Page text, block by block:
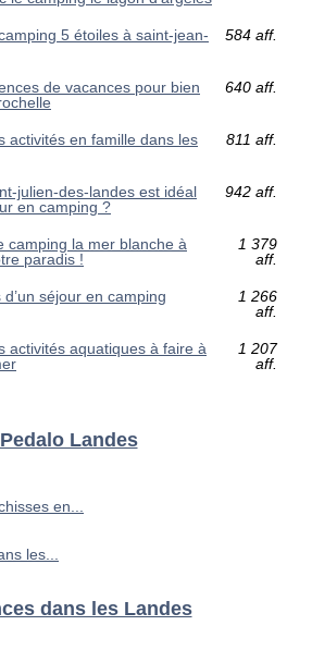
5 étoiles à saint-jean-
584 aff.
de vacances pour bien
640 aff.
activités en famille dans les
811 aff.
julien-des-landes est idéal
en camping ?
942 aff.
camping la mer blanche à
paradis !
1 379
aff.
séjour en camping
1 266
aff.
activités aquatiques à faire à
1 207
aff.
Pedalo Landes
en...
les...
dans les Landes